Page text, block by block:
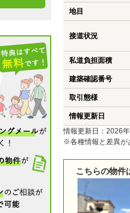
地目
接道状況
私道負担面積
建築確認番号
取引態様
情報更新日
情報更新日：2026
※各種情報と差異が
こちらの物件